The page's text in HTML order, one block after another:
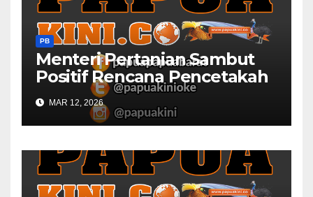
PB
Menteri Pertanian Sambut
Positif Rencana Pencetakah
Sawah dan Ladang di Papua
Barat
MAR 12, 2026